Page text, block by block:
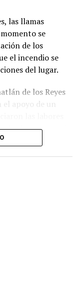
las llamas
se
de los
el incendio se
del lugar.
de los Reyes
el apoyo de un
la emergencia